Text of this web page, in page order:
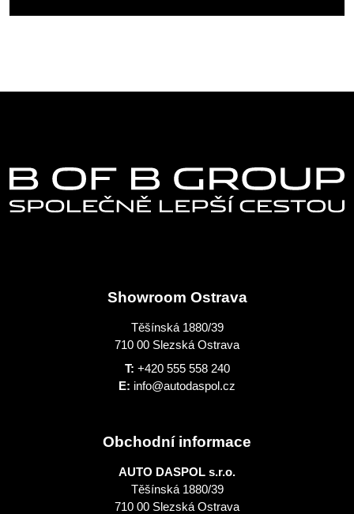
Showroom Ostrava
Těšínská 1880/39
710 00 Slezská Ostrava
T: +420 555 558 240
E: info@autodaspol.cz
Obchodní informace
AUTO DASPOL s.r.o.
Těšínská 1880/39
710 00 Slezská Ostrava